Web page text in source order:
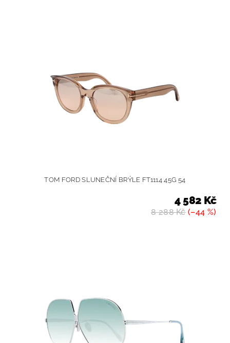
TOM FORD SLUNEČNÍ BRÝLE FT1114 45G 54
8 288 Kč(–44 %)
4 582 Kč